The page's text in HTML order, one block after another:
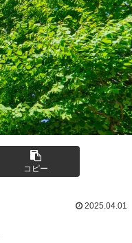
コピー
2025.04.01